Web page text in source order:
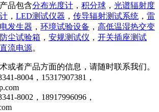
品包含分布光度计 ， 积分球 ， 光谱辐射度
， LED测试仪器 ， 传导辐射测试系统 ， 雷
发生器 ， 环境试验设备 ， 高低温湿热交变
防尘试验箱 ， 安规测试仪 ， 开关插座测试
流电源。
或者产品方面的信息，请随时联系我们。
8004，15317907381，
8002，18917996096，